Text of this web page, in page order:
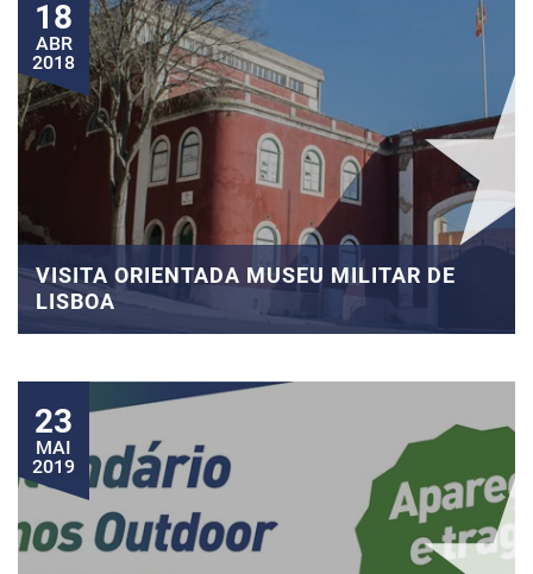
18
ABR
2018
VISITA ORIENTADA MUSEU MILITAR DE
LISBOA
23
MAI
2019